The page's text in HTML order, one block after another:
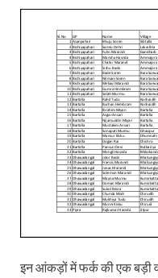
इन आंकड़ों में फर्क की एक बड़ी